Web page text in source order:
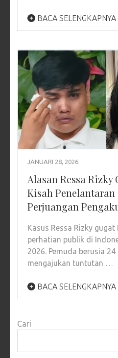
BACA SELENGKAPNYA
JANUARI 28, 2026
Alasan Ressa Rizky
Kisah Penelantaran
Perjuangan
Kasus Ressa Rizky
perhatian publik di
2026. Pemuda berusia
mengajukan tuntutan …
BACA SELENGKAPNYA
Cari